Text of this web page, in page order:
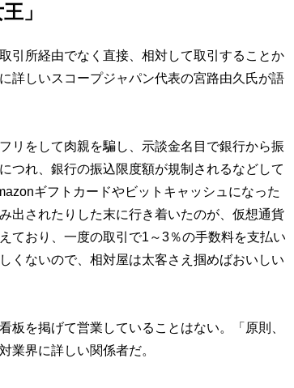
」
引所経由でなく直接、相対して取引することか
詳しいスコープジャパン代表の宮路由久氏が語
リをして肉親を騙し、示談金名目で銀行から振
つれ、銀行の振込限度額が規制されるなどして
ギフトカードやビットキャッシュになった
出されたりした末に行き着いたのが、仮想通貨
ており、一度の取引で1～3％の手数料を支払い
くないので、相対屋は太客さえ掴めばおいしい
を掲げて営業していることはない。「原則、
業界に詳しい関係者だ。